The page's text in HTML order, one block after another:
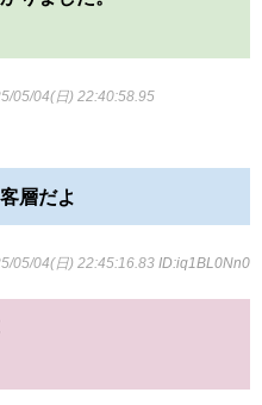
05/04(日) 22:40:58.95
客層だよ
05/04(日) 22:45:16.83 ID:iq1BL0Nn0